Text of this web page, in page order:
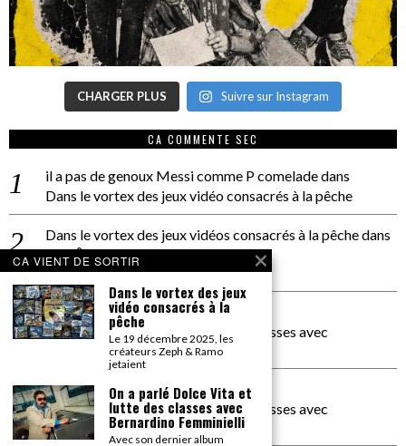
CHARGER PLUS Suivre sur Instagram
CA COMMENTE SEC
il a pas de genoux Messi comme P comeladedans
Dans le vortex des jeux vidéo consacrés à la pêche
Dans le vortex des jeux vidéos consacrés à la pêchedans
PACÔME THIELLEMENT
La séance d’Hip Gnose
La Patrie
dans
On a parlé Dolce Vita et lutte des classes avec
Bernardino Femminielli
carte noire negra à l'o tiededans
On a parlé Dolce Vita et lutte des classes avec
Bernardino Femminielli
CA VIENT DE SORTIR
Dans le vortex des jeux
vidéo consacrés à la
pêche
Le 19 décembre 2025, les
créateurs Zeph & Ramo
jetaient
On a parlé Dolce Vita et
lutte des classes avec
Bernardino Femminielli
Avec son dernier album